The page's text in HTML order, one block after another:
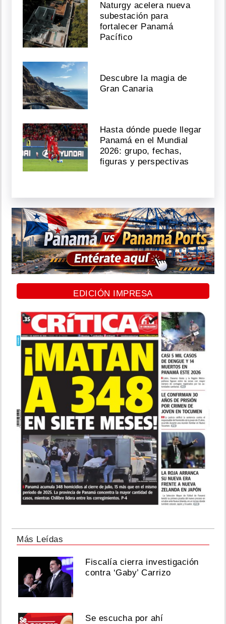
Naturgy acelera nueva
subestación para
fortalecer Panamá
Pacífico
Descubre la magia de
Gran Canaria
Hasta dónde puede llegar
Panamá en el Mundial
2026: grupo, fechas,
figuras y perspectivas
EDICIÓN IMPRESA
Más Leídas
Fiscalía cierra investigación
contra ‘Gaby’ Carrizo
Se escucha por ahí